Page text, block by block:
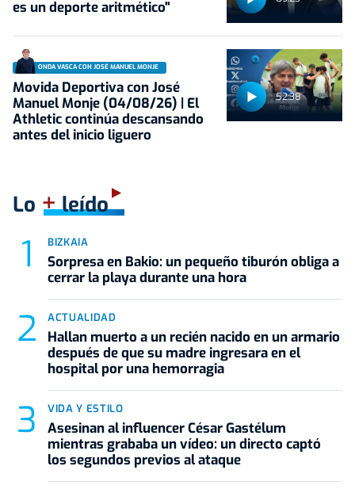
es un deporte aritmético"
52:38
ONDA VASCA CON JOSÉ MANUEL MONJE
Movida Deportiva con José
Manuel Monje (04/08/26) | El
Athletic continúa descansando
antes del inicio liguero
Lo +leído
BIZKAIA
Sorpresa en Bakio: un pequeño tiburón obliga a
cerrar la playa durante una hora
ACTUALIDAD
Hallan muerto a un recién nacido en un armario
después de que su madre ingresara en el
hospital por una hemorragia
VIDA Y ESTILO
Asesinan al influencer César Gastélum
mientras grababa un vídeo: un directo captó
los segundos previos al ataque